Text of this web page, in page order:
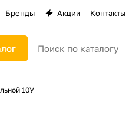
Бренды Акции Контакты
10У